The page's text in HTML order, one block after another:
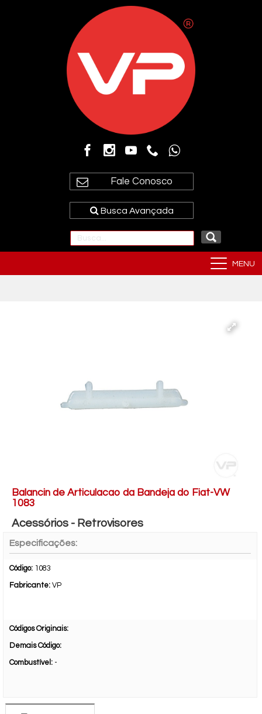
Fale Conosco
Busca Avançada
MENU
Balancin de Articulacao da Bandeja do Fiat-VW
1083
Acessórios - Retrovisores
Especificações:
Código: 1083
Fabricante: VP
Códigos Originais:
Demais Código:
Combustível: -